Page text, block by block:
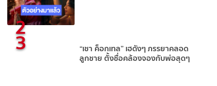
2
3 “เชา ค็อกเทล” เฮดังๆ ภรรยาคลอด
ลูกชาย ตั้งชื่อคล้องจองกับพ่อสุดๆ